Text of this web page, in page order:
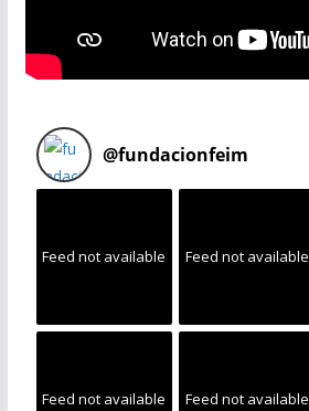
@fundacionfeim
Feed not available Feed not available
Feed not available Feed not available